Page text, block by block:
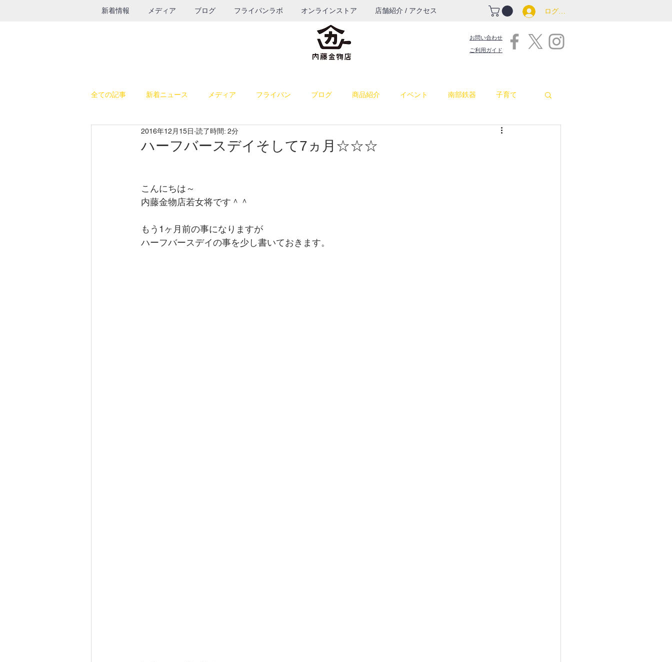
新着情報 メディア ブログ フライパンラボ オンラインストア 店舗紹介 / アクセス ログイン
お問い合わせ
ご利用ガイド
全ての記事 新着ニュース メディア フライパン ブログ 商品紹介 イベント 南部鉄器 子育て
休日の過ごし方 テレビ出演 料理 吉原商店街情報
ハーフバースデイそして7ヵ月☆☆☆
2016年12月15日 読了時間: 2分
こんにちは～
内藤金物店若女将です＾＾
もう1ヶ月前の事になりますが
ハーフバースデイの事を少し書いておきます。